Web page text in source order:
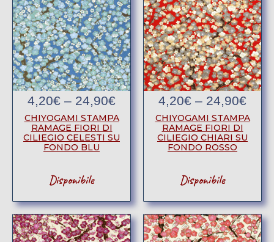
4,20€ – 24,90€
CHIYOGAMI STAMPA
RAMAGE FIORI DI
CILIEGIO CELESTI SU
FONDO BLU
Disponibile
4,20€ – 24,90€
CHIYOGAMI STAMPA
RAMAGE FIORI DI
CILIEGIO CHIARI SU
FONDO ROSSO
Disponibile